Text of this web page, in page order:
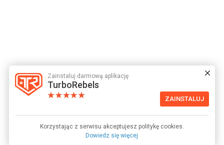
Zainstaluj darmową aplikację
TurboRebels
ZAINSTALUJ
Korzystając z serwisu akceptujesz politykę cookies.
Dowiedz się więcej